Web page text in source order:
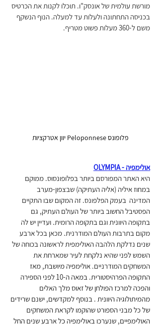
מורשת עולמית של אונסק"ו. תוכלו לקנות את הכרטיס
בכניסה התחתונה ולעלות עד למעלה. הנוף הנשקף
משם ל-360 מעלות פשוט מטריף.
פלופונס Peloponnese יוון אטרקציות
אולימפיה - OLYMPIA
היא האתר המפורסם ביותר בפלופונסוס. ממוקם
במחוז איליה (אליה העתיקה) שבצפון-מערב
המדינה  בעמק הפלפונס. זה המקום שבו התקיים
הפסטיבל החשוב ביותר של העולם העתיק, גם
בתקופה היוונית וגם בתקופה הרומית. ועדיין יש לה
מקום בתרבות העולם המודרנית. מכאן בכל ארבע
שנים נדלקת הלהבה האולימפית לראשונה בכוחה של
השמש לפני שהיא נלקחת לעיר שמארחת את
המשחקים המודרניים. אולימפיה מיושבת, מאז
התקופה הפרהיסטורית. במאה ה-10 לפני הספירה
והפכה למרכז הפולחן של זאוס מלך האלים
מהמיתולוגיה היוונית . בנוסף למקדשים, ישנם שרידים
של כל מבני הספורט שהוקמו לקראת המשחקים
האולימפיים, שנערכו באולימפיה כל ארבע שנים החל